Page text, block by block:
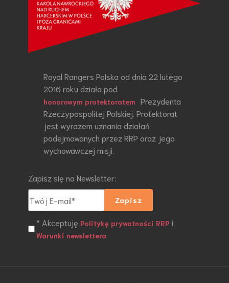
Royal Rangers Polska od dnia 22 lutego
2016 roku działa pod
honorowym protektoratem
Prezydenta
Rzeczypospolitej Polskiej. Protektorat
jest wyrazem uznania działań
podejmowanych przez RRP oraz jego
wychowawczej misji.
Zapisz się na Newsletter:
* AkceptujęPolitykę prywatności RRP i
Warunki newslettera